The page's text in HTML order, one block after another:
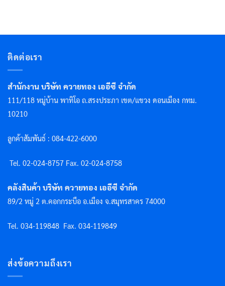
ติดต่อเรา
สำนักงาน บริษัท ควายทอง เออีซี จำกัด
111/118 หมู่บ้าน พาทิโอ ถ.สรงประภา เขต/แขวง ดอนเมือง กทม.
10210
ลูกค้าสัมพันธ์ : 084-422-6000
Tel. 02-024-8757 Fax. 02-024-8758
คลังสินค้า บริษัท ควายทอง เออีซี จำกัด
89/2 หมู่ 2 ต.คอกกระบือ อ.เมือง จ.สมุทรสาคร 74000
Tel. 034-119848 Fax. 034-119849
ส่งข้อความถึงเรา